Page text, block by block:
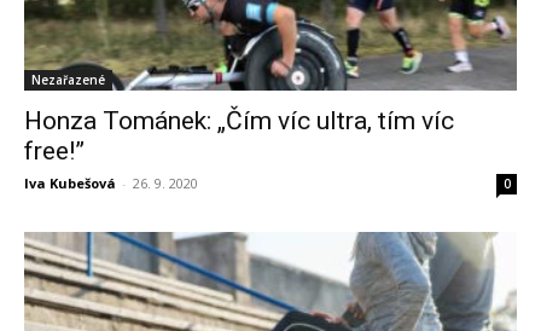
Nezařazené
Honza Tománek: „Čím víc ultra, tím víc
free!”
Iva Kubešová - 26. 9. 2020 0